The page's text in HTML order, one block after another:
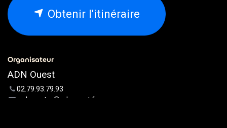
Obtenir l'itinéraire
Organisateur
ADN Ouest
02.79.93.79.93
webmaster@adnouest.fr